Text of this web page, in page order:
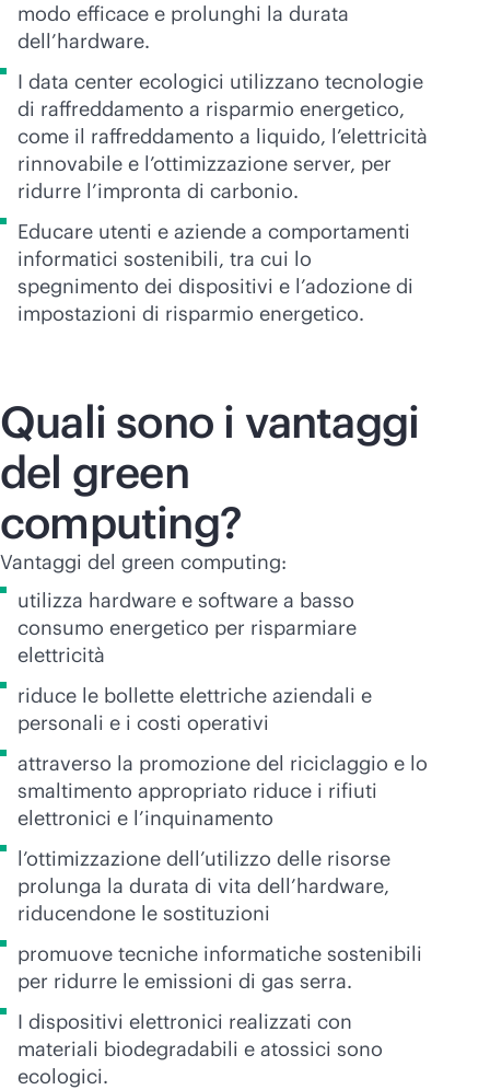
modo efficace e prolunghi la durata
dell’hardware.
I data center ecologici utilizzano tecnologie
di raffreddamento a risparmio energetico,
come il raffreddamento a liquido, l’elettricità
rinnovabile e l’ottimizzazione server, per
ridurre l’impronta di carbonio.
Educare utenti e aziende a comportamenti
informatici sostenibili, tra cui lo
spegnimento dei dispositivi e l’adozione di
impostazioni di risparmio energetico.
Quali sono i vantaggi
del green
computing?
Vantaggi del green computing:
utilizza hardware e software a basso
consumo energetico per risparmiare
elettricità
riduce le bollette elettriche aziendali e
personali e i costi operativi
attraverso la promozione del riciclaggio e lo
smaltimento appropriato riduce i rifiuti
elettronici e l’inquinamento
l’ottimizzazione dell’utilizzo delle risorse
prolunga la durata di vita dell’hardware,
riducendone le sostituzioni
promuove tecniche informatiche sostenibili
per ridurre le emissioni di gas serra.
I dispositivi elettronici realizzati con
materiali biodegradabili e atossici sono
ecologici.